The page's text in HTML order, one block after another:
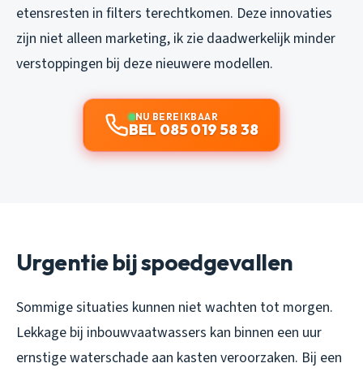
etensresten in filters terechtkomen. Deze innovaties
zijn niet alleen marketing, ik zie daadwerkelijk minder
verstoppingen bij deze nieuwere modellen.
NU BEREIKBAAR
BEL 085 019 58 38
Urgentie bij spoedgevallen
Sommige situaties kunnen niet wachten tot morgen.
Lekkage bij inbouwvaatwassers kan binnen een uur
ernstige waterschade aan kasten veroorzaken. Bij een